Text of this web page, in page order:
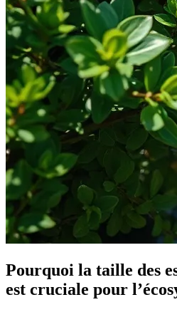
Pourquoi la taille des
est cruciale pour